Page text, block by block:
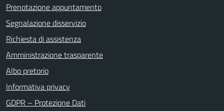
Prenotazione appuntamento
Segnalazione disservizio
Richiesta di assistenza
Amministrazione trasparente
Albo pretorio
Informativa privacy
GDPR – Protezione Dati